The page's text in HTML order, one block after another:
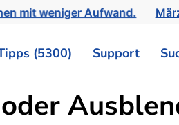
mit weniger Aufwand.
(5300) Support